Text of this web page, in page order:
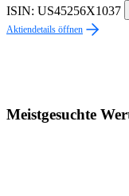
ISIN: US45256X1037
Aktiendetails öffnen
Meistgesuchte